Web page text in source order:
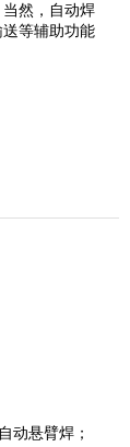
然，自动焊
等辅助功能
动悬臂焊；